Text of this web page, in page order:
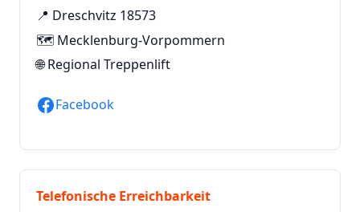
📍 Dreschvitz 18573
🗺️ Mecklenburg-Vorpommern
🌐Regional Treppenlift
Facebook
Telefonische Erreichbarkeit